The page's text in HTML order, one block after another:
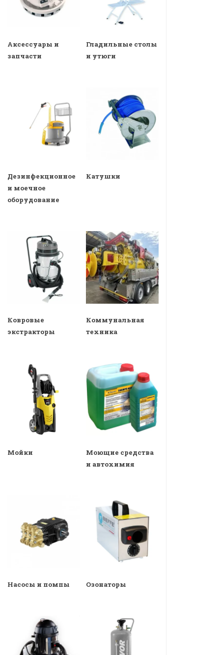
Аксессуары и
запчасти
Гладильные столы
и утюги
Дезинфекционное
и моечное
оборудование
Катушки
Ковровые
экстракторы
Коммунальная
техника
Мойки
Моющие средства
и автохимия
Насосы и помпы Озонаторы